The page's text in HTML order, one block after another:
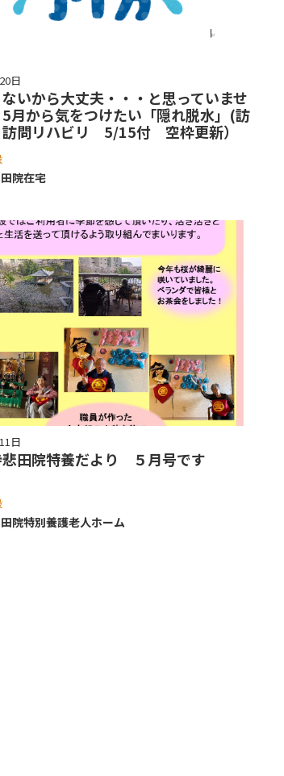
日
いから大丈夫・・・と思っていませ
から気をつけたい「隠れ脱水」(訪
訪問リハビリ 5/15付 空枠更新）
院在宅
日
悲田院特養だより ５月号です
院特別養護⽼⼈ホーム